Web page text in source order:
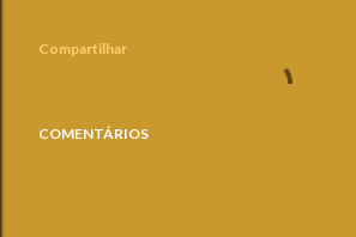
Compartilhar
COMENTÁRIOS